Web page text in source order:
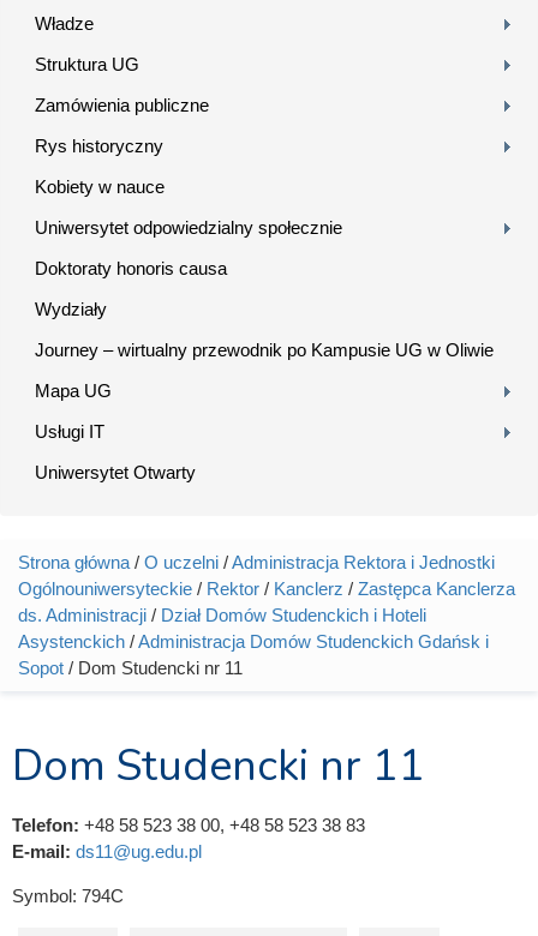
Władze
Struktura UG
Zamówienia publiczne
Rys historyczny
Kobiety w nauce
Uniwersytet odpowiedzialny społecznie
Doktoraty honoris causa
Wydziały
Journey – wirtualny przewodnik po Kampusie UG w Oliwie
Mapa UG
Usługi IT
Uniwersytet Otwarty
Jesteś tutaj
Strona główna / O uczelni /Administracja Rektora i Jednostki
Ogólnouniwersyteckie / Rektor / Kanclerz / Zastępca Kanclerza
ds. Administracji / Dział Domów Studenckich i Hoteli
Asystenckich /Administracja Domów Studenckich Gdańsk i
Sopot / Dom Studencki nr 11
Dom Studencki nr 11
Telefon: +48 58 523 38 00, +48 58 523 38 83
E-mail: ds11@ug.edu.pl
Symbol: 794C